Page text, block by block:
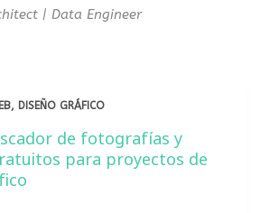
| Data Engineer
, DISEÑO GRÁFICO
de fotografías y
para proyectos de